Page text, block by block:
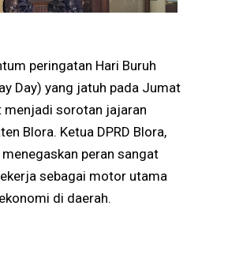
peringatan Hari Buruh
Day) yang jatuh pada Jumat
sorotan jajaran
Blora. Ketua DPRD Blora,
menegaskan peran sangat
sebagai motor utama
di daerah.